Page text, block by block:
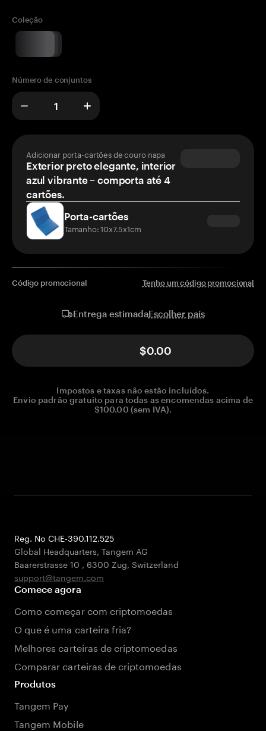
Coleção
Número de conjuntos
Adicionar porta-cartões de couro napa
Exterior preto elegante, interior
azul vibrante – comporta até 4
cartões.
Porta-cartões
Tamanho: 10x7.5x1cm
Código promocional Tenho um código promocional
Entrega estimadaEscolher país
$0.00
Impostos e taxas não estão incluídos.
Envio padrão gratuito para todas as encomendas acima de
$100.00 (sem IVA).
Reg. No CHE-390.112.525
Global Headquarters, Tangem AG
Baarerstrasse 10 , 6300 Zug, Switzerland
support@tangem.com
Comece agora
Como começar com criptomoedas
O que é uma carteira fria?
Melhores carteiras de criptomoedas
Comparar carteiras de criptomoedas
Produtos
Tangem Pay
Tangem Mobile